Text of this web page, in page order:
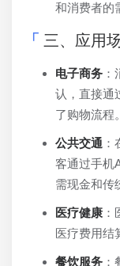
和消费者的
三、应用
电子商务
认，直接通
了购物流程。
公共交通
客通过手机
需现金和传
医疗健康
医疗费用结
餐饮服务